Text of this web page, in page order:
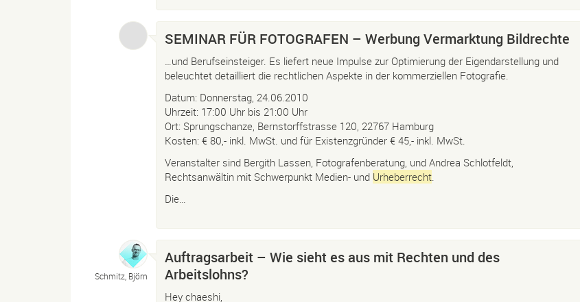
SEMINAR FÜR FOTOGRAFEN – Werbung Vermarktung Bildrechte
…und Berufseinsteiger. Es liefert neue Impulse zur Optimierung der Eigendarstellung und
beleuchtet detailliert die rechtlichen Aspekte in der kommerziellen Fotografie.
Datum: Donnerstag, 24.06.2010
Uhrzeit: 17:00 Uhr bis 21:00 Uhr
Ort: Sprungschanze, Bernstorffstrasse 120, 22767 Hamburg
Kosten: € 80,- inkl. MwSt. und für Existenzgründer € 45,- inkl. MwSt.
Veranstalter sind Bergith Lassen, Fotografenberatung, und Andrea Schlotfeldt,
Rechtsanwältin mit Schwerpunkt Medien- und Urheberrecht.
Die…
Schmitz, Björn
Auftragsarbeit – Wie sieht es aus mit Rechten und des
Arbeitslohns?
Hey chaeshi,